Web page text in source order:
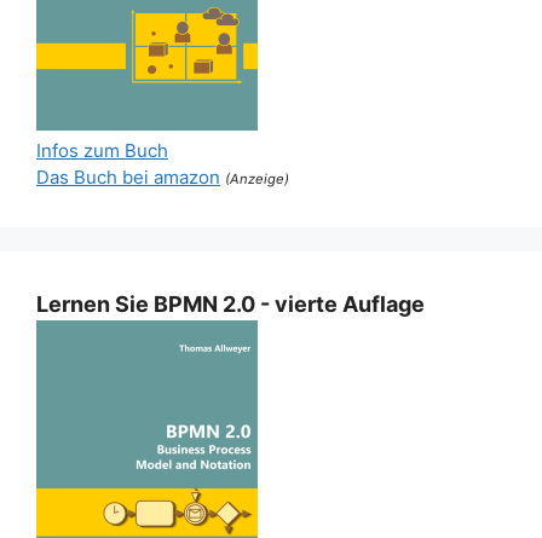
Infos zum Buch
Das Buch bei amazon (Anzeige)
Lernen Sie BPMN 2.0 - vierte Auflage